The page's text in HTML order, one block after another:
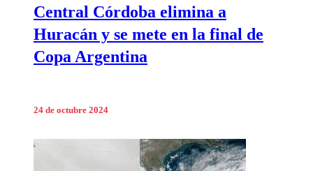
Central Córdoba elimina a
Huracán y se mete en la final de
Copa Argentina
24 de octubre 2024